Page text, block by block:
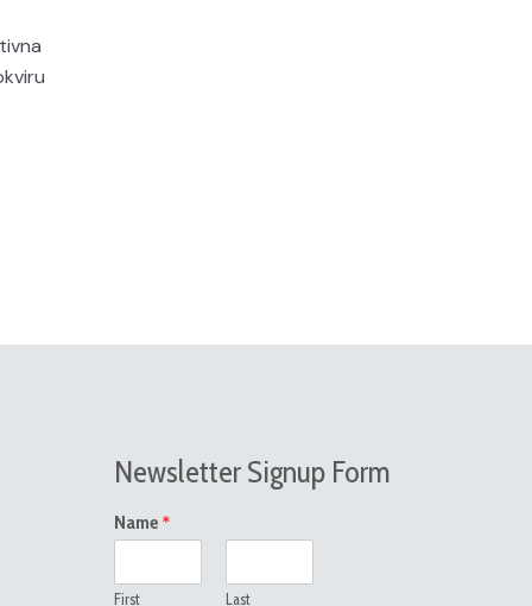
Newsletter Signup Form
Name *
First Last